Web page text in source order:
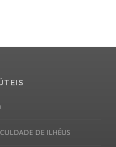
DE ILHÉUS